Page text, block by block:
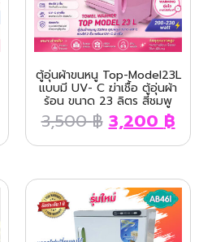
ตู้อุ่นผ้าขนหนู Top-Model23L
แบบมี UV- C ฆ่าเชื้อ ตู้อุ่นผ้า
ร้อน ขนาด 23 ลิตร สีชมพู
3,500฿ 3,200฿